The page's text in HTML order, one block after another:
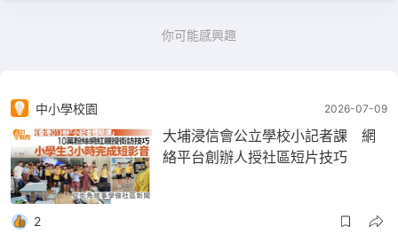
你可能感興趣
中小學校園 2026-07-09
大埔浸信會公立學校小記者課 網
絡平台創辦人授社區短片技巧
2